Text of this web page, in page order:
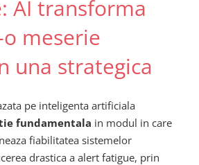
AI transforma
meserie
una strategica
pe inteligenta artificiala
fundamentala in modul in care
fiabilitatea sistemelor
drastica a alert fatigue, prin